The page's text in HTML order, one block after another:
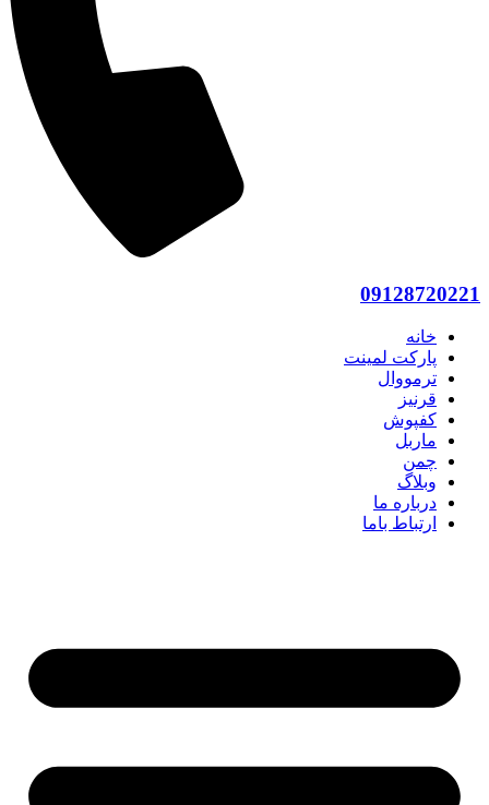
09128720221
خانه
پارکت لمینت
ترمووال
قرنیز
کفپوش
ماربل
چمن
وبلاگ
درباره ما
ارتباط باما